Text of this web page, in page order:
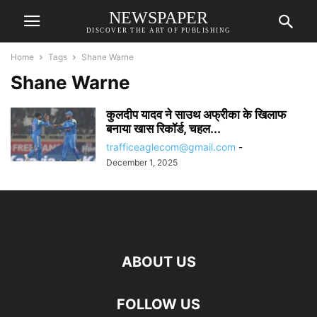
NEWSPAPER
DISCOVER THE ART OF PUBLISHING
Home Tags Shane Warne
Shane Warne
कुलदीप यादव ने साउथ अफ्रीका के खिलाफ
बनाया खास रिकॉर्ड, चहल...
trafficeaglecom@gmail.com -
December 1, 2025
ABOUT US
FOLLOW US